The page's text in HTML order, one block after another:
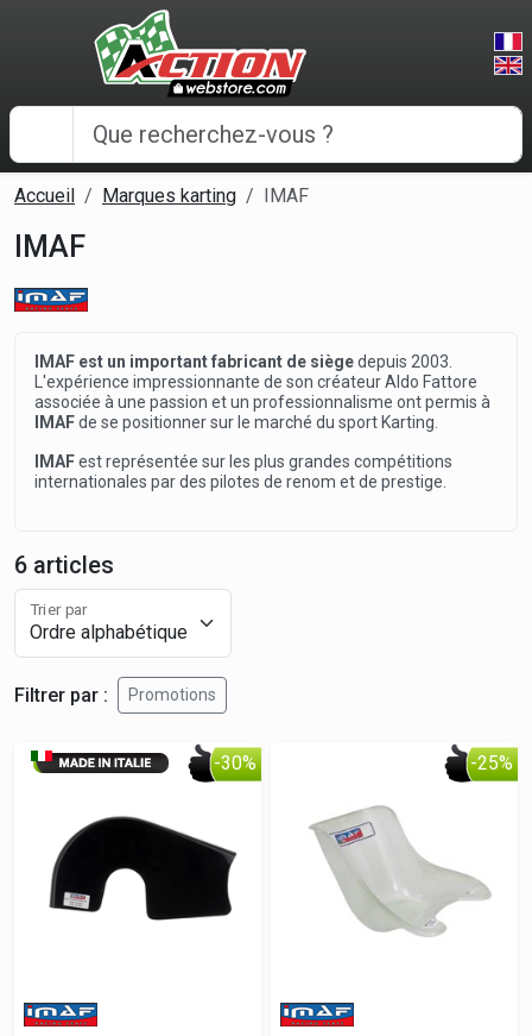
Panneau de gestion des cookies
Accueil Marques karting IMAF
IMAF
IMAF est un important fabricant de siègedepuis 2003.
L'expérience impressionnante de son créateur Aldo Fattore
associée à une passion et un professionnalisme ont permis à
IMAFde se positionner sur le marché du sport Karting.
IMAFest représentée sur les plus grandes compétitions
internationales par des pilotes de renom et de prestige.
6 articles
Trier par
Filtrer par : Promotions
-30% -25%